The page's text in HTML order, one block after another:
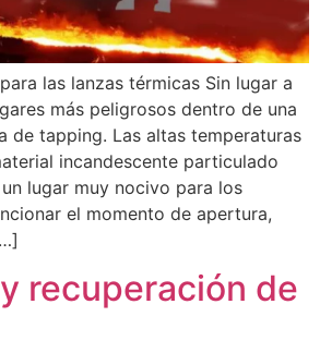
las lanzas térmicas Sin lugar a
más peligrosos dentro de una
de tapping. Las altas temperaturas
incandescente particulado
lugar muy nocivo para los
el momento de apertura,
recuperación de